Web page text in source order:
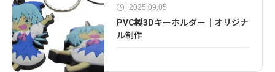
2025.09.05
PVC製3Dキーホルダー｜オリジナ
ル制作